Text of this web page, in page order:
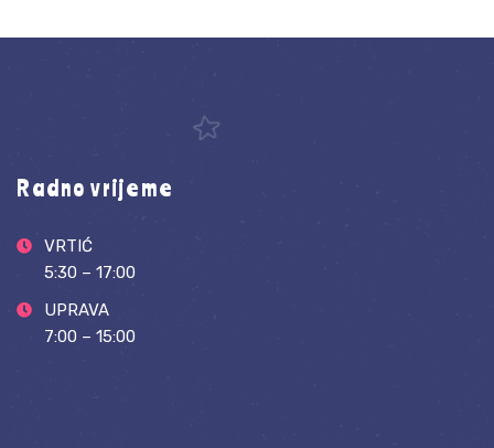
Radno vrijeme
VRTIĆ
5:30 – 17:00
UPRAVA
7:00 – 15:00